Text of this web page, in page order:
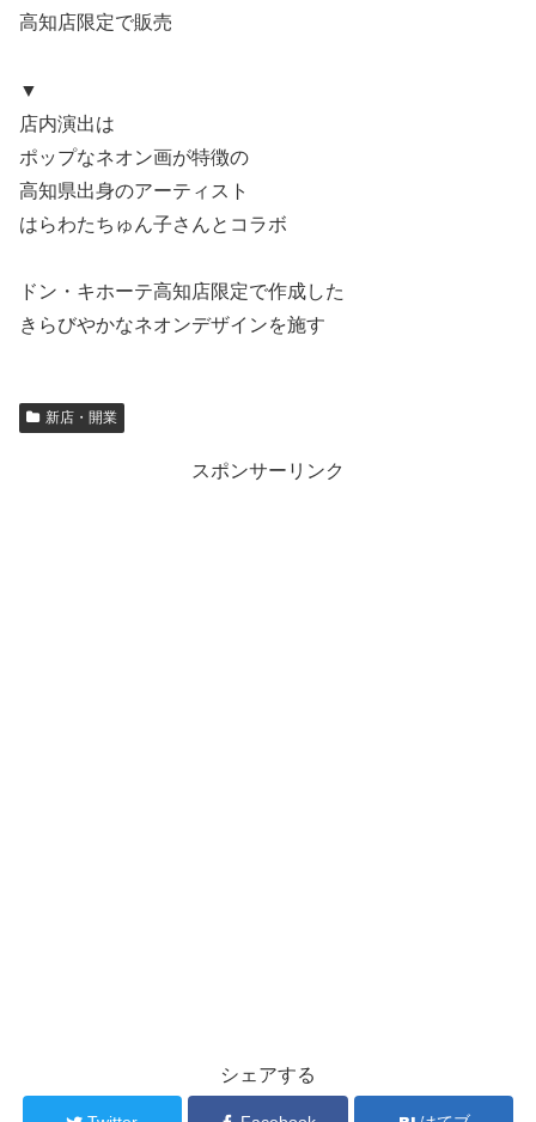
高知店限定で販売
▼
店内演出は
ポップなネオン画が特徴の
高知県出身のアーティスト
はらわたちゅん子さんとコラボ
ドン・キホーテ高知店限定で作成した
きらびやかなネオンデザインを施す
新店・開業
スポンサーリンク
シェアする